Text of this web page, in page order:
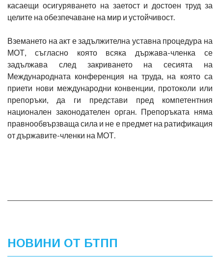
касаещи осигуряването на заетост и достоен труд за
целите на обезпечаване на мир и устойчивост.
Вземането на акт е задължителна уставна процедура на
МОТ, съгласно която всяка държава-членка се
задължава след закриването на сесията на
Международната конференция на труда, на която са
приети нови международни конвенции, протоколи или
препоръки, да ги представи пред компетентния
национален законодателен орган. Препоръката няма
правнообвързваща сила и не е предмет на ратификация
от държавите-членки на МОТ.
НОВИНИ ОТ БТПП